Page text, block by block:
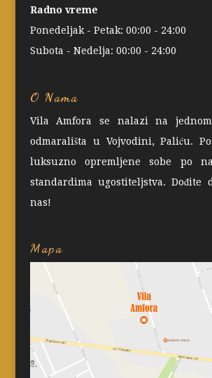
Radno vreme
Ponedeljak - Petak: 00:00 - 24:00
Subota - Nedelja: 00:00 - 24:00
O Nama
Vila Amfora se nalazi na
odmarališta u Vojvodini, Paliću.
luksuzno opremljene sobe po
standardima ugostiteljstva. Dođite
nas!
Mapa